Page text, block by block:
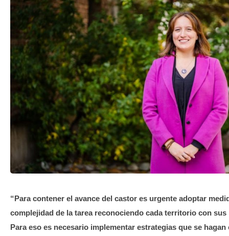
VIDEOS
GALERIA DE FOTOS
APP MÓVIL
TRANSPARENCIA
“Para contener el avance del castor es urgente adoptar
complejidad de la tarea reconociendo cada territorio con
Para eso es necesario implementar estrategias que se